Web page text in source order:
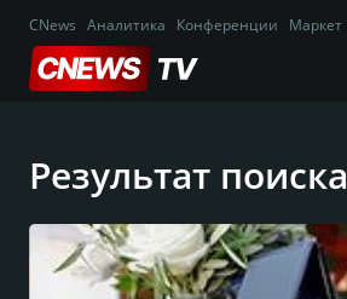
CNews Аналитика Конференции Маркет
Результат поиска